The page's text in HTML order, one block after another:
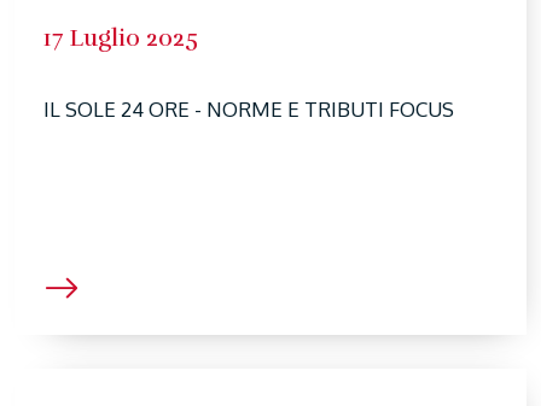
17 Luglio 2025
IL SOLE 24 ORE - NORME E TRIBUTI FOCUS